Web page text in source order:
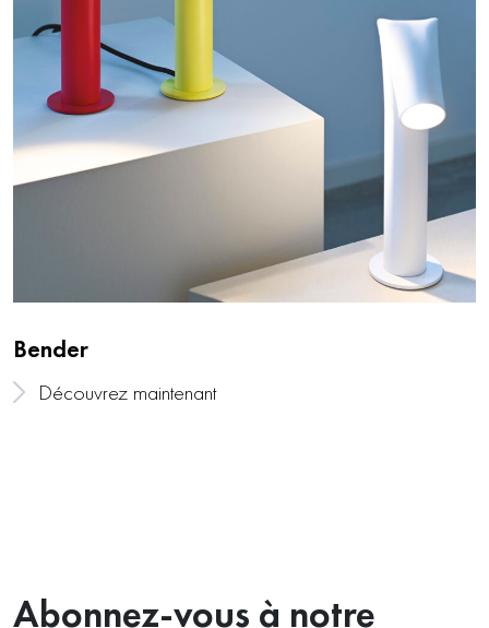
Bender
Découvrez maintenant
Abonnez-vous à notre